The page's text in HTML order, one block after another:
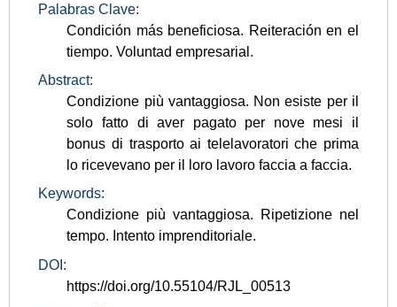
Palabras Clave:
Condición más beneficiosa. Reiteración en el
tiempo. Voluntad empresarial.
Abstract:
Condizione più vantaggiosa. Non esiste per il
solo fatto di aver pagato per nove mesi il
bonus di trasporto ai telelavoratori che prima
lo ricevevano per il loro lavoro faccia a faccia.
Keywords:
Condizione più vantaggiosa. Ripetizione nel
tempo. Intento imprenditoriale.
DOI:
https://doi.org/10.55104/RJL_00513